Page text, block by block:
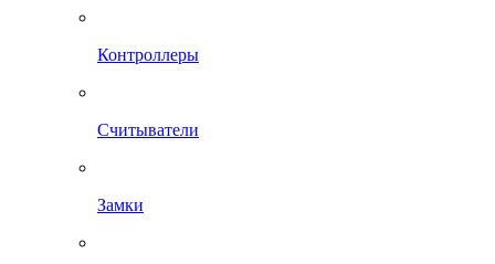
Контроллеры
Считыватели
Замки